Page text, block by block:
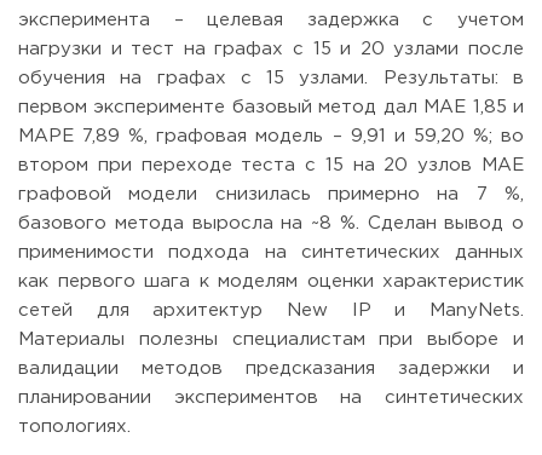
эксперимента – целевая задержка с учетом
нагрузки и тест на графах с 15 и 20 узлами после
обучения на графах с 15 узлами. Результаты: в
первом эксперименте базовый метод дал MAE 1,85 и
MAPE 7,89 %, графовая модель – 9,91 и 59,20 %; во
втором при переходе теста с 15 на 20 узлов MAE
графовой модели снизилась примерно на 7 %,
базового метода выросла на ~8 %. Сделан вывод о
применимости подхода на синтетических данных
как первого шага к моделям оценки характеристик
сетей для архитектур New IP и ManyNets.
Материалы полезны специалистам при выборе и
валидации методов предсказания задержки и
планировании экспериментов на синтетических
топологиях.